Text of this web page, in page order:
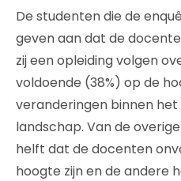
De studenten die de
geven aan dat de
zij een opleiding volgen
voldoende (38%) op de
veranderingen binnen
landschap. Van de
helft dat de docenten
hoogte zijn en de andere